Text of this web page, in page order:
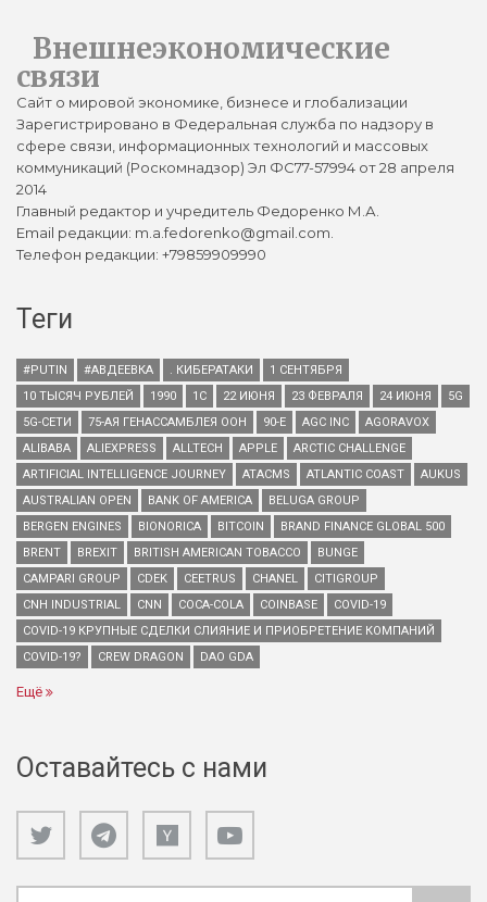
Внешнеэкономические
связи
Сайт о мировой экономике, бизнесе и глобализации
Зарегистрировано в Федеральная служба по надзору в
сфере связи, информационных технологий и массовых
коммуникаций (Роскомнадзор) Эл ФС77-57994 от 28 апреля
2014
Главный редактор и учредитель Федоренко М.А.
Email редакции: m.a.fedorenko@gmail.com.
Телефон редакции: +79859909990
Теги
#PUTIN #АВДЕЕВКА . КИБЕРАТАКИ
1 СЕНТЯБРЯ
10 ТЫСЯЧ РУБЛЕЙ
1990 1С 22 ИЮНЯ 23 ФЕВРАЛЯ 24 ИЮНЯ
5G
5G-СЕТИ
75-АЯ ГЕНАССАМБЛЕЯ ООН 90-Е AGC INC
AGORAVOX
ALIBABA
ALIEXPRESS ALLTECH APPLE
ARCTIC CHALLENGE
ARTIFICIAL INTELLIGENCE JOURNEY
ATACMS ATLANTIC COAST
AUKUS
AUSTRALIAN OPEN
BANK OF AMERICA
BELUGA GROUP
BERGEN ENGINES
BIONORICA BITCOIN
BRAND FINANCE GLOBAL 500
BRENT
BREXIT BRITISH AMERICAN TOBACCO
BUNGE
CAMPARI GROUP
CDEK CEETRUS CHANEL
CITIGROUP
CNH INDUSTRIAL
CNN COCA-COLA COINBASE
COVID-19
COVID-19 КРУПНЫЕ СДЕЛКИ СЛИЯНИЕ И ПРИОБРЕТЕНИЕ КОМПАНИЙ
COVID-19?
CREW DRAGON DAO GDA
Ещё
Оставайтесь с нами